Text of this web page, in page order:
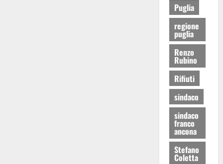
Puglia
regione
puglia
Renzo
Rubino
Rifiuti
sindaco
sindaco
franco
ancona
Stefano
Coletta